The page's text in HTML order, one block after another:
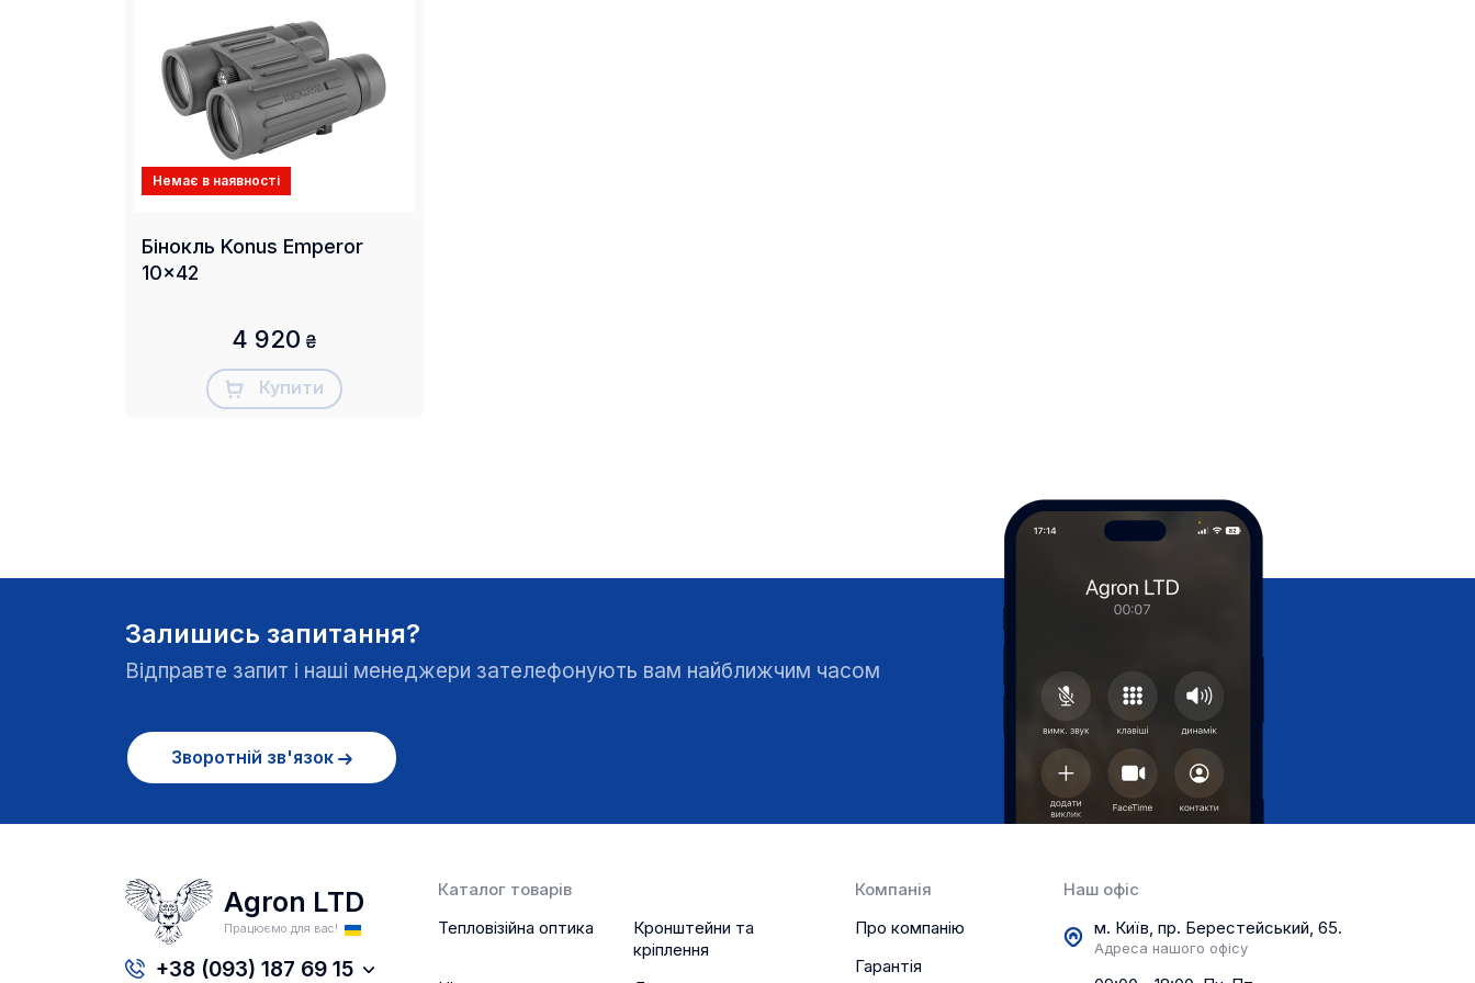
Немає в наявності
Бінокль Konus Emperor
10x42
4 920 ₴
Купити
Залишись запитання?
Відправте запит і наші менеджери зателефонують вам найближчим часом
Зворотній зв'язок
Agron LTD
Працюємо для вас!
+38 (093) 187 69 15
Каталог товарів
Тепловізійна оптика
Кронштейни та
кріплення
Компанія
Про компанію
Гарантія
Наш офіс
м. Київ, пр. Берестейський, 65.
Адреса нашого офісу